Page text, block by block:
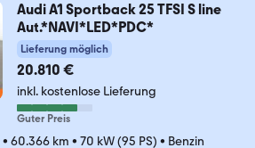
Audi A1 Sportback 25 TFSI S line
Aut.*NAVI*LED*PDC*
Lieferung möglich
20.810 €
inkl. kostenlose Lieferung
Guter Preis
• 60.366 km • 70 kW (95 PS) • Benzin